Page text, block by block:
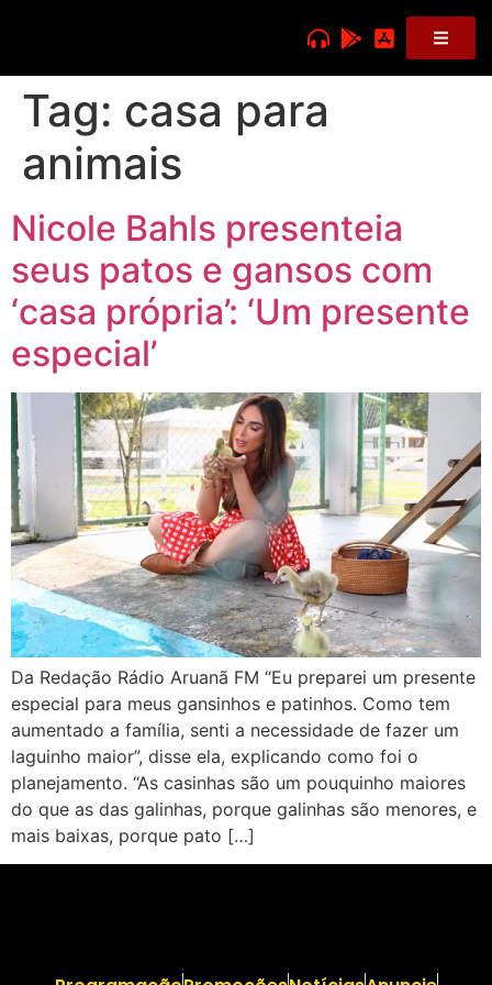
Tag: casa para
animais
Nicole Bahls presenteia
seus patos e gansos com
‘casa própria’: ‘Um presente
especial’
Da Redação Rádio Aruanã FM “Eu preparei um presente
especial para meus gansinhos e patinhos. Como tem
aumentado a família, senti a necessidade de fazer um
laguinho maior”, disse ela, explicando como foi o
planejamento. “As casinhas são um pouquinho maiores
do que as das galinhas, porque galinhas são menores, e
mais baixas, porque pato […]